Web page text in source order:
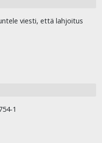
viesti, että lahjoitus
1